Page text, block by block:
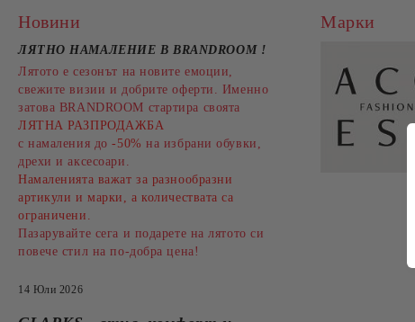
Новини
ЛЯТНО НАМАЛЕНИЕ В BRANDROOM !
Лятото е сезонът на новите емоции,
свежите визии и добрите оферти. Именно
затова BRANDROOM стартира своята
ЛЯТНА РАЗПРОДАЖБА
с намаления до -50% на избрани обувки,
дрехи и аксесоари.
Намаленията важат за разнообразни
артикули и марки, а количествата са
ограничени.
Пазарувайте сега и подарете на лятото си
повече стил на по-добра цена!
14 Юли 2026
Марки